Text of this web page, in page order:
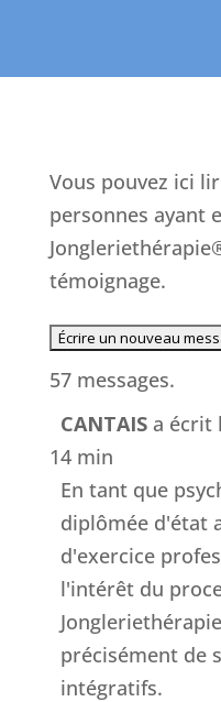
Vous pouvez ici
personnes ayant
témoignage.
57 messages.
CANTAIS a écrit
14 min
En tant que
diplômée d'état
d'exercice
l'intérêt du
précisément de
intégratifs.